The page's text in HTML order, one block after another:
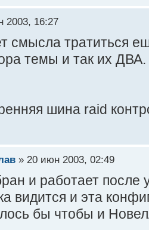
2003, 16:27
смысла тратиться
темы и так их
шина raid
» 20 июн 2003, 02:49
и работает после
видится и эта
бы чтобы и